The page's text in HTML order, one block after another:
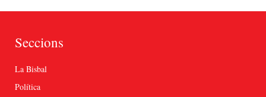
Seccions
La Bisbal
Política